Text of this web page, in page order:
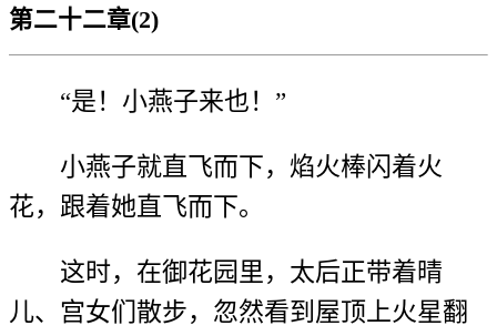
第二十二章(2)
“是！小燕子来也！”
小燕子就直飞而下，焰火棒闪着火
花，跟着她直飞而下。
这时，在御花园里，太后正带着晴
儿、宫女们散步，忽然看到屋顶上火星翻